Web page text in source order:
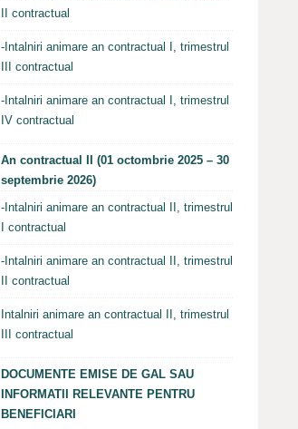
II contractual
-Intalniri animare an contractual I, trimestrul
III contractual
-Intalniri animare an contractual I, trimestrul
IV contractual
An contractual II (01 octombrie 2025 – 30
septembrie 2026)
-Intalniri animare an contractual II, trimestrul
I contractual
-Intalniri animare an contractual II, trimestrul
II contractual
Intalniri animare an contractual II, trimestrul
III contractual
DOCUMENTE EMISE DE GAL SAU
INFORMATII RELEVANTE PENTRU
BENEFICIARI